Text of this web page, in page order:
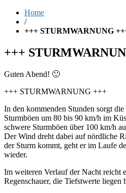
Home
/
+++ STURMWARNUNG
+++
Guten Abend! 🙂
+++ STURMWARNUNG +++
In den kommenden Stunden sorgt
Sturmböen um 80 bis 90 km/h im
schwere Sturmböen über 100 km/h
Der Wind dreht dabei auf nördliche
der Sturm kommt, geht er im Laufe
wieder.
Im weiteren Verlauf der Nacht reicht
Regenschauer, die Tiefstwerte liegen